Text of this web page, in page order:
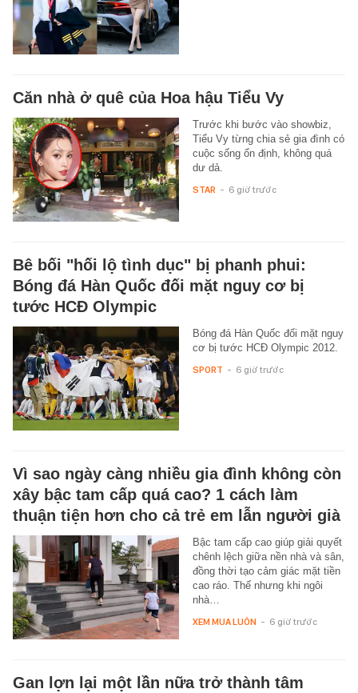
Căn nhà ở quê của Hoa hậu Tiểu Vy
Trước khi bước vào showbiz,
Tiểu Vy từng chia sẻ gia đình có
cuộc sống ổn định, không quá
dư dả.
STAR - 6 giờ trước
Bê bối "hối lộ tình dục" bị phanh phui:
Bóng đá Hàn Quốc đối mặt nguy cơ bị
tước HCĐ Olympic
Bóng đá Hàn Quốc đối mặt nguy
cơ bị tước HCĐ Olympic 2012.
SPORT - 6 giờ trước
Vì sao ngày càng nhiều gia đình không còn
xây bậc tam cấp quá cao? 1 cách làm
thuận tiện hơn cho cả trẻ em lẫn người già
Bậc tam cấp cao giúp giải quyết
chênh lệch giữa nền nhà và sân,
đồng thời tạo cảm giác mặt tiền
cao ráo. Thế nhưng khi ngôi
nhà…
XEM MUA LUÔN - 6 giờ trước
Gan lợn lại một lần nữa trở thành tâm